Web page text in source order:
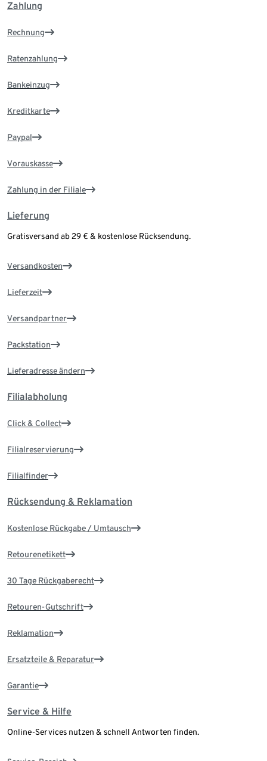
Zahlung
Rechnung
Ratenzahlung
Bankeinzug
Kreditkarte
Paypal
Vorauskasse
Zahlung in der Filiale
Lieferung
Gratisversand ab 29 € & kostenlose Rücksendung.
Versandkosten
Lieferzeit
Versandpartner
Packstation
Lieferadresse ändern
Filialabholung
Click & Collect
Filialreservierung
Filialfinder
Rücksendung & Reklamation
Kostenlose Rückgabe / Umtausch
Retourenetikett
30 Tage Rückgaberecht
Retouren-Gutschrift
Reklamation
Ersatzteile & Reparatur
Garantie
Service & Hilfe
Online-Services nutzen & schnell Antworten finden.